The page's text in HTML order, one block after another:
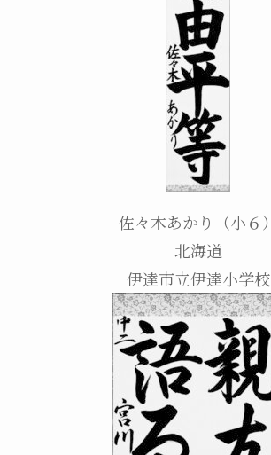
佐々木あかり（小６）
北海道
伊達市立伊達小学校